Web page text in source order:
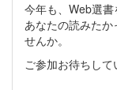
今年も、Web選
あなたの読みたか
せんか。
ご参加お待ちして